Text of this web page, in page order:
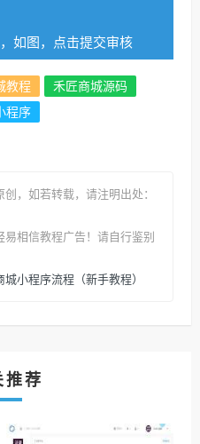
如图，点击提交审核
教程
禾匠商城源码
程序
创 ，如若转载，请注明出处：
相信教程广告！请自行鉴别
小程序流程（新手教程）
推荐